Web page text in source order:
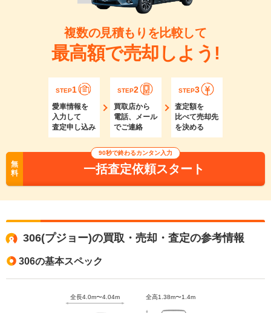
複数の見積もりを比較して
最高額で売却しよう!
STEP1
愛車情報を
入力して
査定申し込み
STEP2
買取店から
電話、メール
でご連絡
STEP3
査定額を
比べて売却先
を決める
無
料
90秒で終わるカンタン入力
一括査定依頼スタート
306(プジョー)の買取・売却・査定の参考情報
306の基本スペック
全長4.0m〜4.04m 全高1.38m〜1.4m